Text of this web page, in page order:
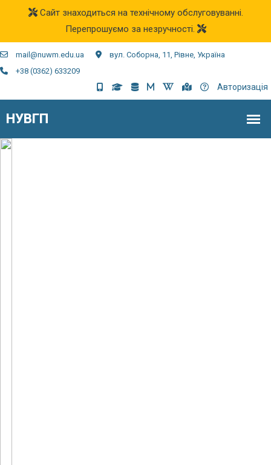
Сайт знаходиться на технічному обслуговуванні.
Перепрошуємо за незручності.
mail@nuwm.edu.ua
вул. Соборна, 11, Рівне, Україна
+38 (0362) 633209
Авторизація